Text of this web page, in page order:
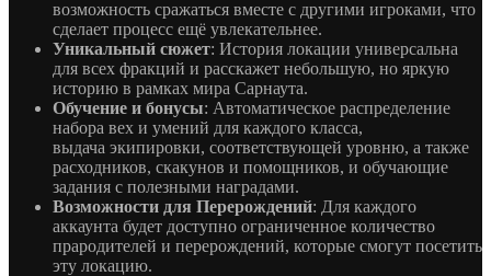
возможность сражаться вместе с другими игроками, что
сделает процесс ещё увлекательнее.
Уникальный сюжет: История локации универсальна
для всех фракций и расскажет небольшую, но яркую
историю в рамках мира Сарнаута.
Обучение и бонусы: Автоматическое распределение
набора вех и умений для каждого класса,
выдача экипировки, соответствующей уровню, а также
расходников, скакунов и помощников, и обучающие
задания с полезными наградами.
Возможности для Перерождений: Для каждого
аккаунта будет доступно ограниченное количество
прародителей и перерождений, которые смогут посетить
эту локацию.